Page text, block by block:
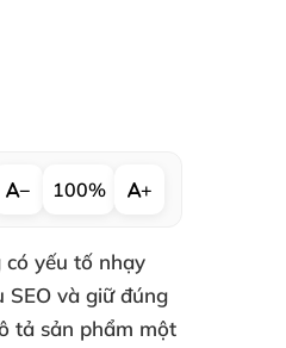
− 100% +
có yếu tố nhạy
và giữ đúng
tả sản phẩm một